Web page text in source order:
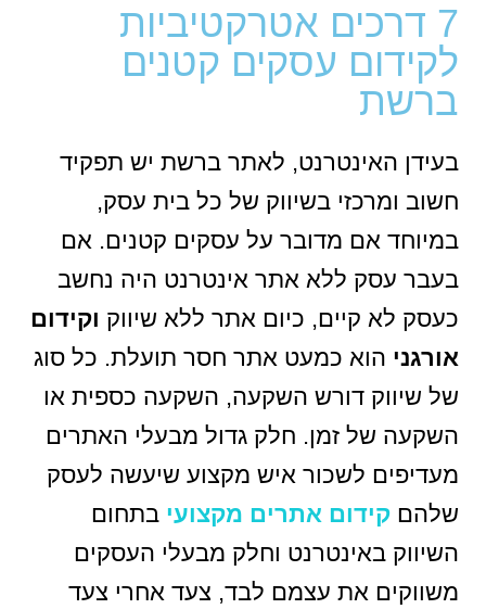
7 דרכים אטרקטיביות
לקידום עסקים קטנים
ברשת
בעידן האינטרנט, לאתר ברשת יש תפקיד
חשוב ומרכזי בשיווק של כל בית עסק,
במיוחד אם מדובר על עסקים קטנים. אם
בעבר עסק ללא אתר אינטרנט היה נחשב
כעסק לא קיים, כיום אתר ללא שיווק וקידום
אורגני הוא כמעט אתר חסר תועלת. כל סוג
של שיווק דורש השקעה, השקעה כספית או
השקעה של זמן. חלק גדול מבעלי האתרים
מעדיפים לשכור איש מקצוע שיעשה לעסק
שלהם קידום אתרים מקצועי בתחום
השיווק באינטרנט וחלק מבעלי העסקים
משווקים את עצמם לבד, צעד אחרי צעד